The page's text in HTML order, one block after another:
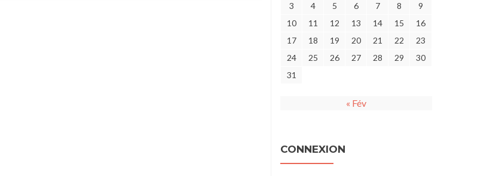
3
4 5 6 7 8
9
10
11 12 13 14 15
16
17
18 19 20 21 22
23
24
25 26 27 28 29
30
31
« Fév
CONNEXION